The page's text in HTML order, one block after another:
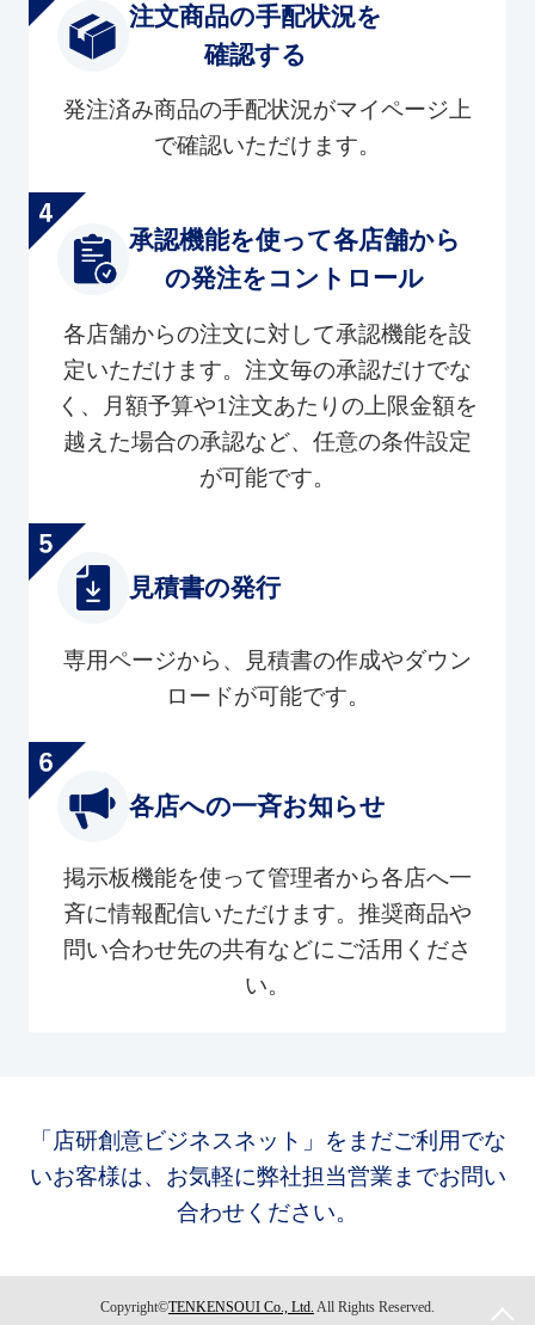
注文商品の手配状況を
確認する
発注済み商品の手配状況がマイページ上
で確認いただけます。
承認機能を使って各店舗から
の発注をコントロール
各店舗からの注文に対して承認機能を設
定いただけます。注文毎の承認だけでな
く、月額予算や1注文あたりの上限金額を
越えた場合の承認など、任意の条件設定
が可能です。
見積書の発行
専用ページから、見積書の作成やダウン
ロードが可能です。
各店への一斉お知らせ
掲示板機能を使って管理者から各店へ一
斉に情報配信いただけます。推奨商品や
問い合わせ先の共有などにご活用くださ
い。
「店研創意ビジネスネット」をまだご利用でな
いお客様は、お気軽に弊社担当営業までお問い
合わせください。
Copyright©TENKENSOUI Co., Ltd. All Rights Reserved.